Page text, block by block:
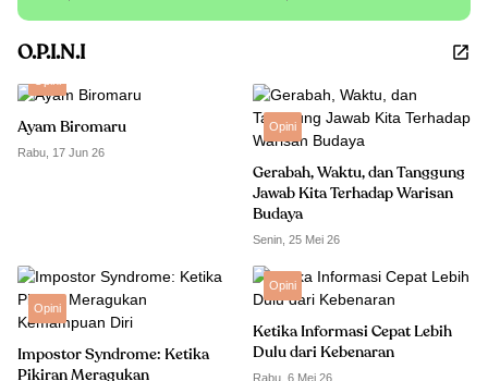
O.P.I.N.I
Ayam Biromaru
Rabu, 17 Jun 26
Opini
Gerabah, Waktu, dan Tanggung
Jawab Kita Terhadap Warisan
Budaya
Senin, 25 Mei 26
Opini
Impostor Syndrome: Ketika
Pikiran Meragukan
Opini
Ketika Informasi Cepat Lebih
Dulu dari Kebenaran
Rabu, 6 Mei 26